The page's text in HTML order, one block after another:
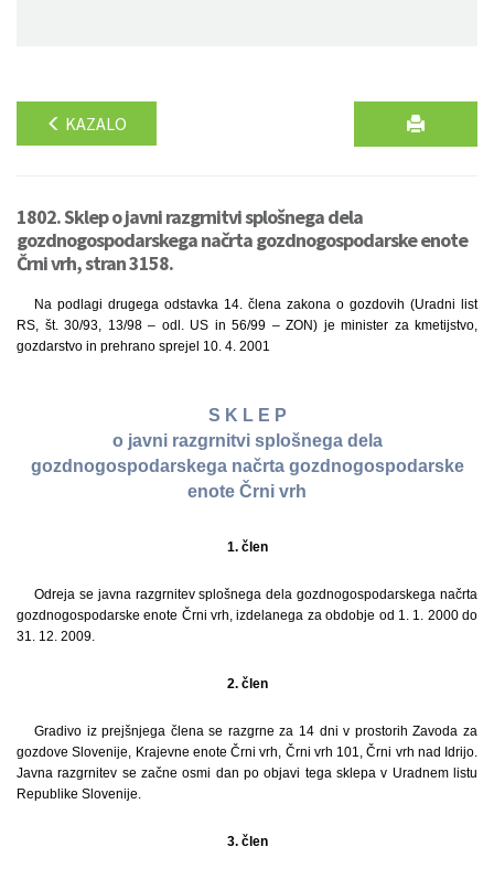
KAZALO
1802. Sklep o javni razgrnitvi splošnega dela
gozdnogospodarskega načrta gozdnogospodarske enote
Črni vrh, stran 3158.
Na podlagi drugega odstavka 14. člena zakona o gozdovih (Uradni list
RS, št. 30/93, 13/98 – odl. US in 56/99 – ZON) je minister za kmetijstvo,
gozdarstvo in prehrano sprejel 10. 4. 2001
S K L E P
o javni razgrnitvi splošnega dela
gozdnogospodarskega načrta gozdnogospodarske
enote Črni vrh
1. člen
Odreja se javna razgrnitev splošnega dela gozdnogospodarskega načrta
gozdnogospodarske enote Črni vrh, izdelanega za obdobje od 1. 1. 2000 do
31. 12. 2009.
2. člen
Gradivo iz prejšnjega člena se razgrne za 14 dni v prostorih Zavoda za
gozdove Slovenije, Krajevne enote Črni vrh, Črni vrh 101, Črni vrh nad Idrijo.
Javna razgrnitev se začne osmi dan po objavi tega sklepa v Uradnem listu
Republike Slovenije.
3. člen